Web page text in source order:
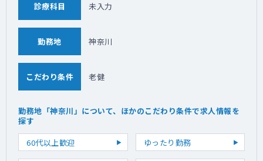
診療科目 未入力
勤務地 神奈川
こだわり条件 老健
勤務地「神奈川」について、ほかのこだわり条件で求人情報を
探す
60代以上歓迎
ゆったり勤務